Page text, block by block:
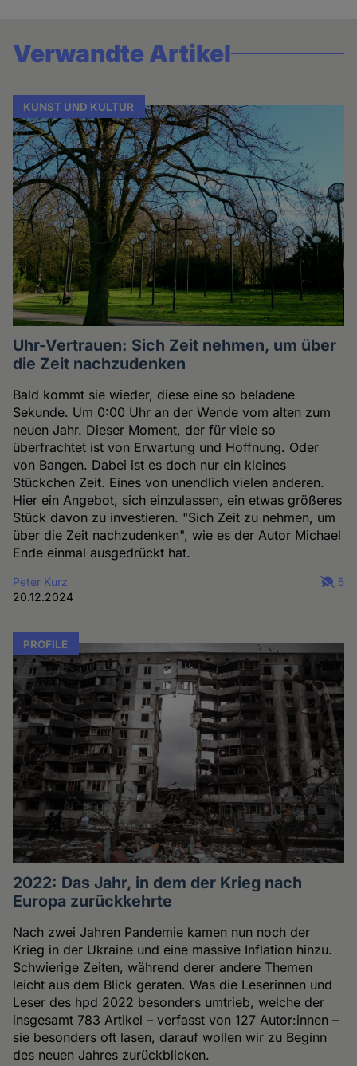
Verwandte Artikel
KUNST UND KULTUR
Uhr-Vertrauen: Sich Zeit nehmen, um über
die Zeit nachzudenken
Bald kommt sie wieder, diese eine so beladene
Sekunde. Um 0:00 Uhr an der Wende vom alten zum
neuen Jahr. Dieser Moment, der für viele so
überfrachtet ist von Erwartung und Hoffnung. Oder
von Bangen. Dabei ist es doch nur ein kleines
Stückchen Zeit. Eines von unendlich vielen anderen.
Hier ein Angebot, sich einzulassen, ein etwas größeres
Stück davon zu investieren. "Sich Zeit zu nehmen, um
über die Zeit nachzudenken", wie es der Autor Michael
Ende einmal ausgedrückt hat.
Peter Kurz
20.12.2024
5
PROFILE
2022: Das Jahr, in dem der Krieg nach
Europa zurückkehrte
Nach zwei Jahren Pandemie kamen nun noch der
Krieg in der Ukraine und eine massive Inflation hinzu.
Schwierige Zeiten, während derer andere Themen
leicht aus dem Blick geraten. Was die Leserinnen und
Leser des hpd 2022 besonders umtrieb, welche der
insgesamt 783 Artikel ­– verfasst von 127 Autor:innen –
sie besonders oft lasen, darauf wollen wir zu Beginn
des neuen Jahres zurückblicken.